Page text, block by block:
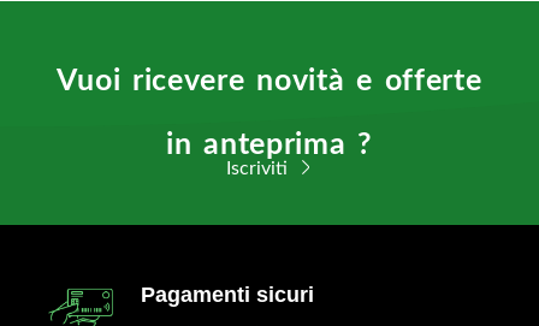
Vuoi ricevere novità e offerte
in anteprima ?
Iscriviti
Pagamenti sicuri